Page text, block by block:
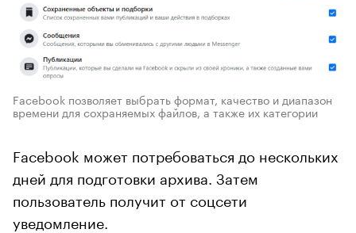
Facebook позволяет выбрать формат, качество и диапазон
времени для сохраняемых файлов, а также их категории
Facebook может потребоваться до нескольких
дней для подготовки архива. Затем
пользователь получит от соцсети
уведомление.